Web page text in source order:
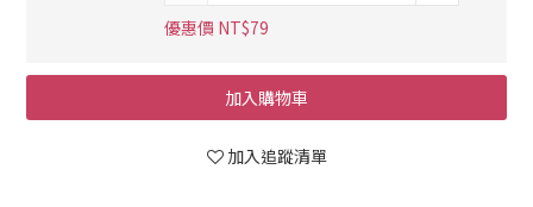
優惠價 NT$79
加入購物車
加入追蹤清單